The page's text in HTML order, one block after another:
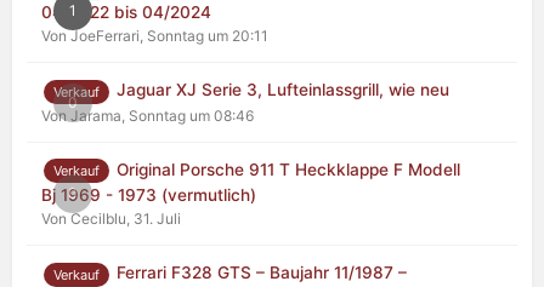
1
04/2022 bis 04/2024
Von JoeFerrari, Sonntag um 20:11
0
Verkauf Jaguar XJ Serie 3, Lufteinlassgrill, wie neu
Von Jarama, Sonntag um 08:46
0
Verkauf
Original Porsche 911 T Heckklappe F Modell
Bj 1969 - 1973 (vermutlich)
Von Cecilblu, 31. Juli
Verkauf
Ferrari F328 GTS – Baujahr 11/1987 –